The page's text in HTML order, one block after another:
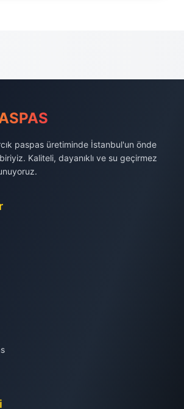
paspas üretiminde İstanbul'un önde
Kaliteli, dayanıklı ve su geçirmez